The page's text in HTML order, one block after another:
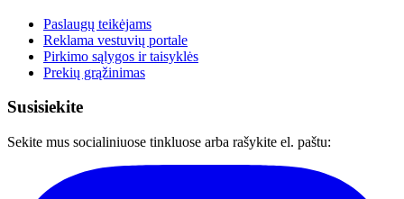
Paslaugų teikėjams
Reklama vestuvių portale
Pirkimo sąlygos ir taisyklės
Prekių grąžinimas
Susisiekite
Sekite mus socialiniuose tinkluose arba rašykite el. paštu: